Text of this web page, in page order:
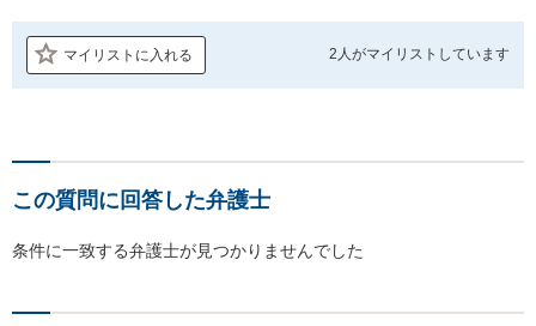
マイリストに入れる 2人がマイリストしています
この質問に回答した弁護士
条件に一致する弁護士が見つかりませんでした